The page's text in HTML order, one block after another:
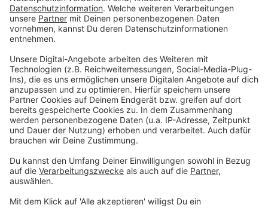
Anzeige
Viertelfinal-Hinspiel der Tischtennis Champions-
League auswärts. Sie ist in Nimes/Montpellier zu Gast.
Anzeige
Weitere Infos und Links zum Thema:
Anzeige